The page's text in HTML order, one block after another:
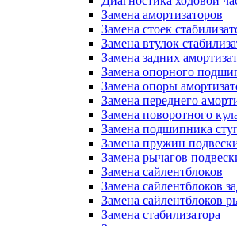
Замена амортизаторов
Замена стоек
Замена втулок
Замена задних
Замена опорного
Замена опоры
Замена переднего
Замена поворотного
Замена подшипника
Замена пружин
Замена рычагов
Замена сайлентблоков
Замена сайлентблоков
Замена сайлентблоков
Замена стабилизатора